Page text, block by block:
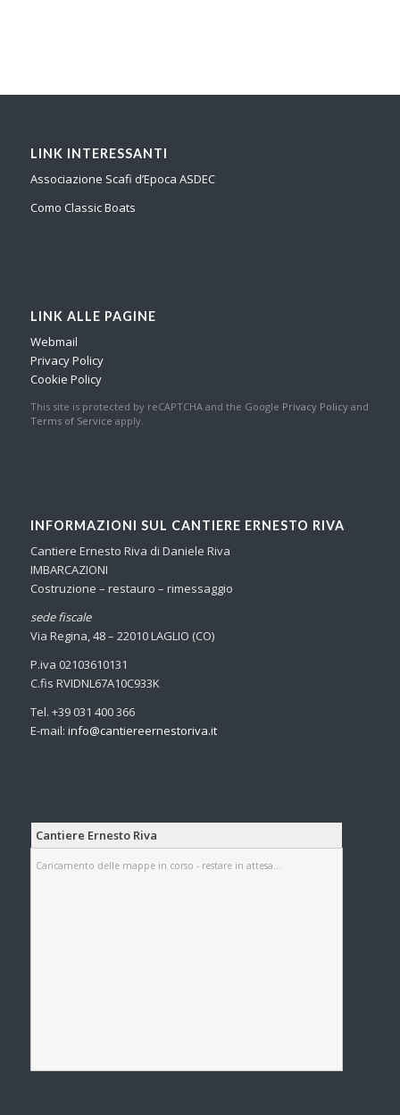
LINK INTERESSANTI
Associazione Scafi d’Epoca ASDEC
Como Classic Boats
LINK ALLE PAGINE
Webmail
Privacy Policy
Cookie Policy
This site is protected by reCAPTCHA and the Google Privacy Policyand
Terms of Service apply.
INFORMAZIONI SUL CANTIERE ERNESTO RIVA
Cantiere Ernesto Riva di Daniele Riva
IMBARCAZIONI
Costruzione – restauro – rimessaggio
sede fiscale
Via Regina, 48 – 22010 LAGLIO (CO)
P.iva 02103610131
C.fis RVIDNL67A10C933K
Tel. +39 031 400 366
E-mail: info@cantiereernestoriva.it
Cantiere Ernesto Riva
Caricamento delle mappe in corso - restare in attesa...